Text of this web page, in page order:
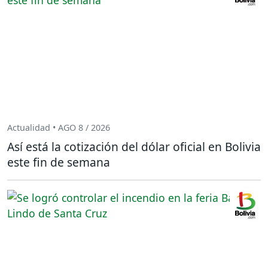
Actualidad • AGO 8 / 2026
Así está la cotización del dólar oficial en Bolivia
este fin de semana